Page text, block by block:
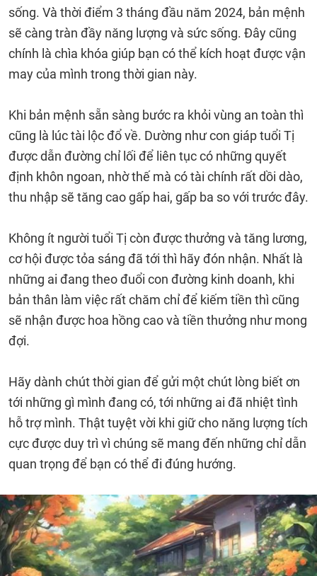
sống. Và thời điểm 3 tháng đầu năm 2024, bản mệnh
sẽ càng tràn đầy năng lượng và sức sống. Đây cũng
chính là chìa khóa giúp bạn có thể kích hoạt được vận
may của mình trong thời gian này.
Khi bản mệnh sẵn sàng bước ra khỏi vùng an toàn thì
cũng là lúc tài lộc đổ về. Dường như con giáp tuổi Tị
được dẫn đường chỉ lối để liên tục có những quyết
định khôn ngoan, nhờ thế mà có tài chính rất dồi dào,
thu nhập sẽ tăng cao gấp hai, gấp ba so với trước đây.
Không ít người tuổi Tị còn được thưởng và tăng lương,
cơ hội được tỏa sáng đã tới thì hãy đón nhận. Nhất là
những ai đang theo đuổi con đường kinh doanh, khi
bản thân làm việc rất chăm chỉ để kiếm tiền thì cũng
sẽ nhận được hoa hồng cao và tiền thưởng như mong
đợi.
Hãy dành chút thời gian để gửi một chút lòng biết ơn
tới những gì mình đang có, tới những ai đã nhiệt tình
hỗ trợ mình. Thật tuyệt vời khi giữ cho năng lượng tích
cực được duy trì vì chúng sẽ mang đến những chỉ dẫn
quan trọng để bạn có thể đi đúng hướng.